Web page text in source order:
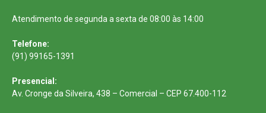
Atendimento de segunda a sexta de 08:00 às 14:00
Telefone:
(91) 99165-1391
Presencial:
Av. Cronge da Silveira, 438 – Comercial – CEP 67.400-112